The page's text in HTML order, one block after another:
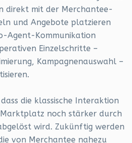
direkt mit der Merchantee-
und Angebote platzieren
Agent-Kommunikation
Einzelschritte –
Kampagnenauswahl –
die klassische Interaktion
noch stärker durch
wird. Zukünftig werden
von Merchantee nahezu